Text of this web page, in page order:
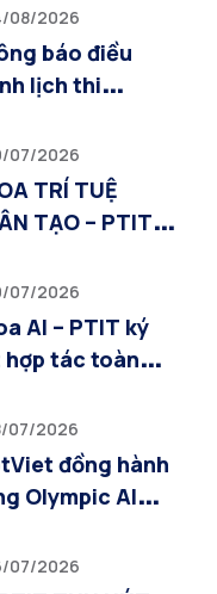
for Visual
and
AI”
08/2026
báo điều
lịch thi
07/2026
TRÍ TUỆ
TẠO – PTIT
TRÌNH
TẬP QUỐC
2026
07/2026
AI – PTIT ký
hợp tác toàn
trong lĩnh
Trí tuệ nhân tạo
07/2026
đồng hành
Olympic AI
trẻ trong
07/2026